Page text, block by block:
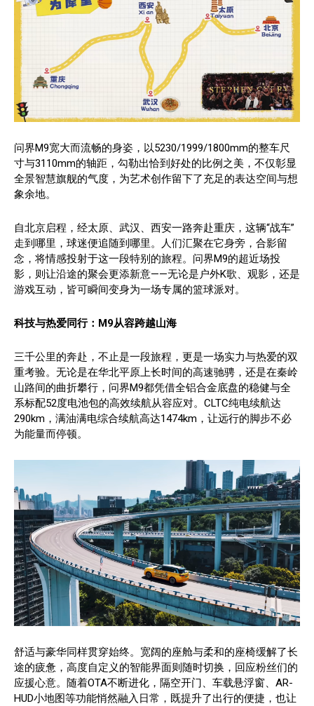
问界M9宽大而流畅的身姿，以5230/1999/1800mm的整车尺
寸与3110mm的轴距，勾勒出恰到好处的比例之美，不仅彰显
全景智慧旗舰的气度，为艺术创作留下了充足的表达空间与想
象余地。
自北京启程，经太原、武汉、西安一路奔赴重庆，这辆“战车”
走到哪里，球迷便追随到哪里。人们汇聚在它身旁，合影留
念，将情感投射于这一段特别的旅程。问界M9的超近场投
影，则让沿途的聚会更添新意——无论是户外K歌、观影，还是
游戏互动，皆可瞬间变身为一场专属的篮球派对。
科技与热爱同行： M9从容跨越山海
三千公里的奔赴，不止是一段旅程，更是一场实力与热爱的双
重考验。无论是在华北平原上长时间的高速驰骋，还是在秦岭
山路间的曲折攀行，问界M9都凭借全铝合金底盘的稳健与全
系标配52度电池包的高效续航从容应对。CLTC纯电续航达
290km，满油满电综合续航高达1474km，让远行的脚步不必
为能量而停顿。
舒适与豪华同样贯穿始终。宽阔的座舱与柔和的座椅缓解了长
途的疲惫，高度自定义的智能界面则随时切换，回应粉丝们的
应援心意。随着OTA不断进化，隔空开门、车载悬浮窗、AR-
HUD小地图等功能悄然融入日常，既提升了出行的便捷，也让